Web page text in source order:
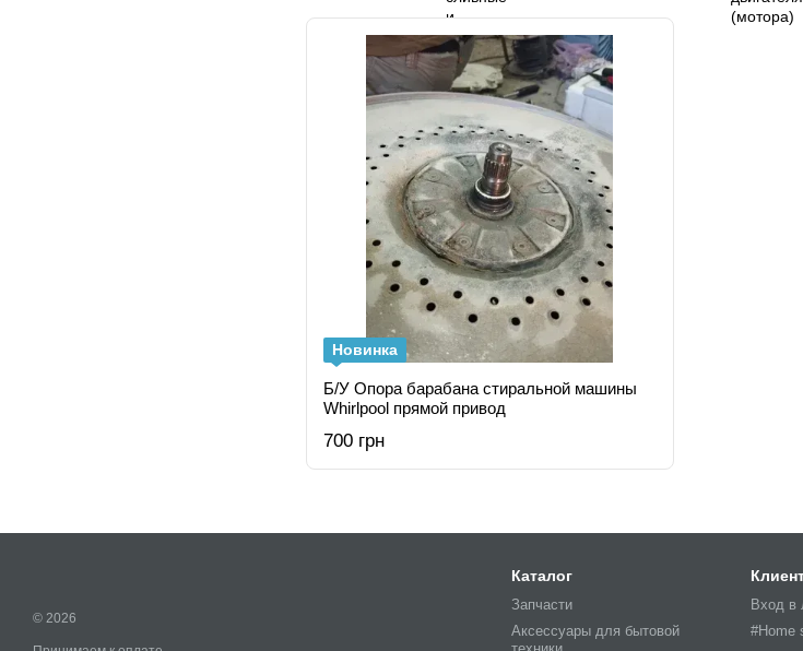
Новинка
Б/У Опора барабана стиральной машины
Whirlpool прямой привод
700 грн
© 2026
Каталог
Запчасти
Аксессуары для бытовой
Вход в
#Home